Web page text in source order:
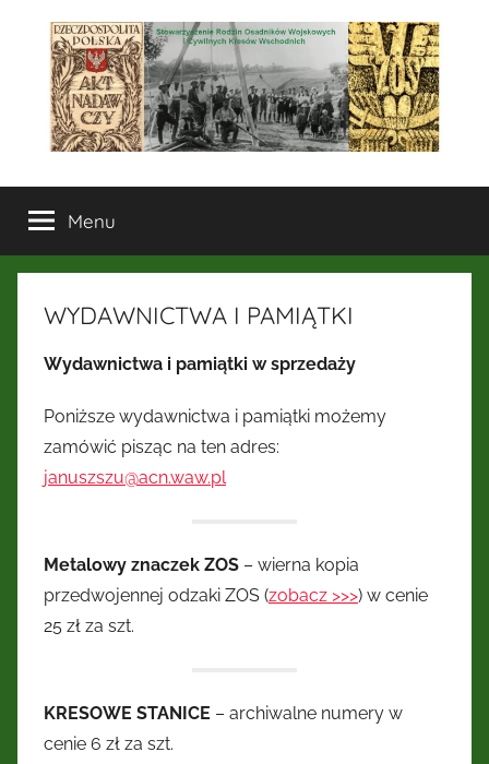
Stowarzyszenie
Rodzin
Osadników
Wojskowych
Cywilnych
Wschodnich
Menu
WYDAWNICTWA I PAMIĄTKI
Wydawnictwa i pamiątki w sprzedaży
Poniższe wydawnictwa i pamiątki możemy
zamówić pisząc na ten adres:
januszszu@acn.waw.pl
Metalowy znaczek ZOS – wierna kopia
przedwojennej odzaki ZOS (zobacz >>>) w cenie
25 zł za szt.
KRESOWE STANICE – archiwalne numery w
cenie 6 zł za szt.